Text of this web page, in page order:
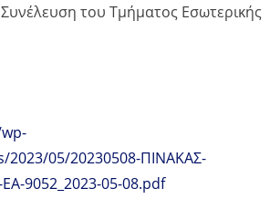
του Τμήματος Εσωτερικής
05/20230508-ΠΙΝΑΚΑΣ-
9052_2023-05-08.pdf